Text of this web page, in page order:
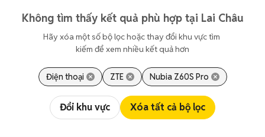
Không tìm thấy kết quả phù hợp tại Lai Châu
Hãy xóa một số bộ lọc hoặc thay đổi khu vực tìm
kiếm để xem nhiều kết quả hơn
Điện thoại ZTE Nubia Z60S Pro
Đổi khu vực Xóa tất cả bộ lọc